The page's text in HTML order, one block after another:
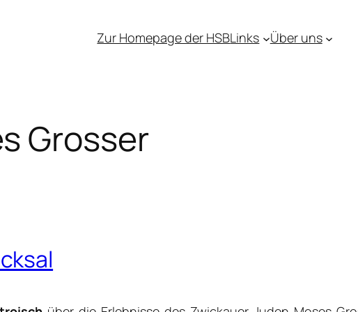
Zur Homepage der HSBLinks Über uns
Grosser